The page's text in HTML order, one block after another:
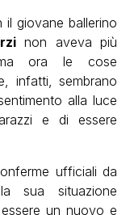
il giovane ballerino
non aveva più
ma ora le cose
infatti, sembrano
alla luce
e di essere
ufficiali da
sua situazione
un nuovo e